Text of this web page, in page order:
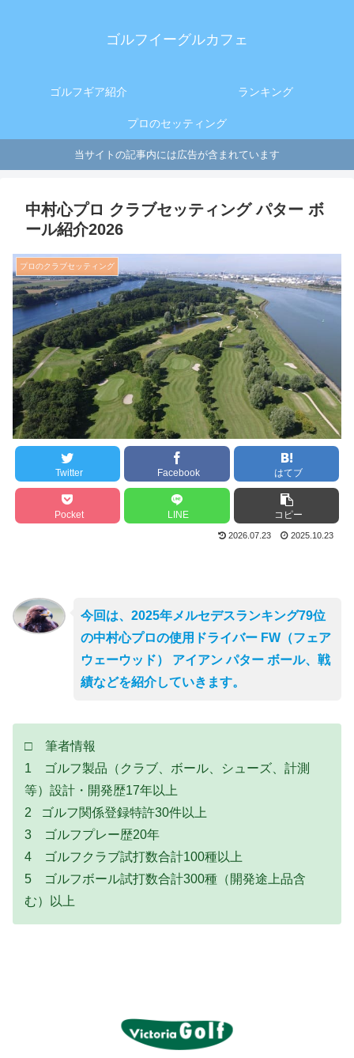
ゴルフイーグルカフェ
ゴルフギア紹介 ランキング
プロのセッティング
当サイトの記事内には広告が含まれています
中村心プロ クラブセッティング パター ボ
ール紹介2026
プロのクラブセッティング
Twitter Facebook はてブ
Pocket LINE コピー
2026.07.23 2025.10.23
今回は、2025年メルセデスランキング79位
の中村心プロの使用ドライバー FW（フェア
ウェーウッド） アイアン パター ボール、戦
績などを紹介していきます。
□ 筆者情報
1 ゴルフ製品（クラブ、ボール、シューズ、計測
等）設計・開発歴17年以上
2 ゴルフ関係登録特許30件以上
3 ゴルフプレー歴20年
4 ゴルフクラブ試打数合計100種以上
5 ゴルフボール試打数合計300種（開発途上品含
む）以上